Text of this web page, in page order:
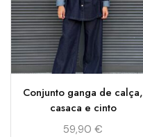
Conjunto ganga de calça,
casaca e cinto
59,90€